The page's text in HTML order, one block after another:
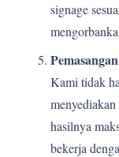
signage
Kami tidak
hasilnya
bekerja